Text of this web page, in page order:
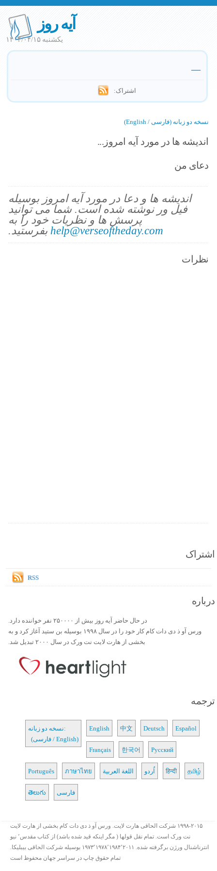
آیه روز
یکشنبه ۱۴۰۴/۰۴/۱۵
—
اشتراک:
نسخه دو زبانه (فارسی / English)
اندیشه ها در مورد آیه امروز...
دعای من
اندیشه ها و دعا در مورد آیه امروز بوسیله
فیل ور نوشته شده است. شما می توانید
پرسش ها و نظریات خود را به
help@verseoftheday.com بفرستید.
نظرات
اشتراک
RSS
درباره
در حال حاضر آیه روز بیش از ۲۵۰۰۰۰ نفر خواننده دارد.
ورس آو ذ دی دات کام کار خود را در سال ۱۹۹۸ بوسیله بن ستید آغاز کرد و به
بخشی از هارت لایت نت ورک در سال ۲۰۰۰ تبدیل شد.
ترجمه
نسخه دو زبانه:
(فارسی / English)
English 中文 Deutsch Español
Français 한국어 Русский
Português ภาษาไทย اللغة العربية اُردو हिन्दी தமிழ்
తెలుగు فارسی
۱۹۹۸-۲۰۱۵ شرکت الحاقی هارت لایت. ورس آو ذ دی دات کام بخشی از هارت لایت
نت ورک است. تمام نقل قولها ( مگر اینکه قید شده باشد) از کتاب مقدس٬ نیو
انترناشنال ورژن برگرفته شده. ۱۹۷۳٬۱۹۷۸٬۱۹۸۴٬۲۰۱۱ بوسیله شرکت الحاقی بیبلیکا.
تمام حقوق چاپ در سراسر جهان محفوظ است